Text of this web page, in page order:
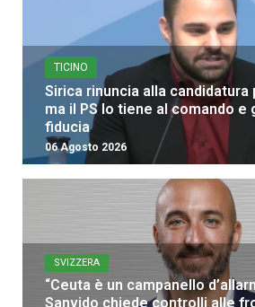
TICINO
Sirica rinuncia alla candidatura
ma il PS lo tiene al comando e
fiducia
06 Agosto 2026
SVIZZERA
“Ceuta è un campanello
Sanvido chiede controlli alle